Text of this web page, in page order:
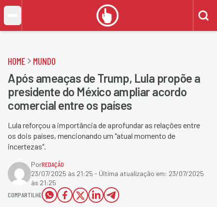
HOME MUNDO
Após ameaças de Trump, Lula propõe a
presidente do México ampliar acordo
comercial entre os países
Lula reforçou a importância de aprofundar as relações entre
os dois países, mencionando um "atual momento de
incertezas".
PorREDAÇÃO
23/07/2025 às 21:25 - Última atualização em: 23/07/2025
às 21:25
COMPARTILHE